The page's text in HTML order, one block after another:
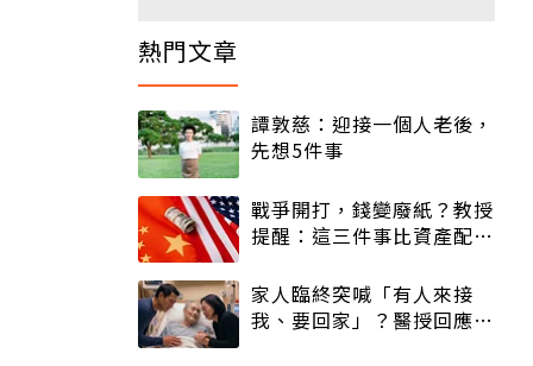
熱門文章
譚敦慈：迎接一個人老後，
先想5件事
戰爭開打，錢變廢紙？教授
提醒：這三件事比資產配置
家人臨終突喊「有人來接
我、要回家」？醫授回應方